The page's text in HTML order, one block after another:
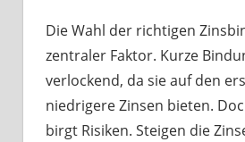
Die Wahl der richtigen
zentraler Faktor. Kurze
verlockend, da sie auf den
niedrigere Zinsen bieten.
birgt Risiken. Steigen die